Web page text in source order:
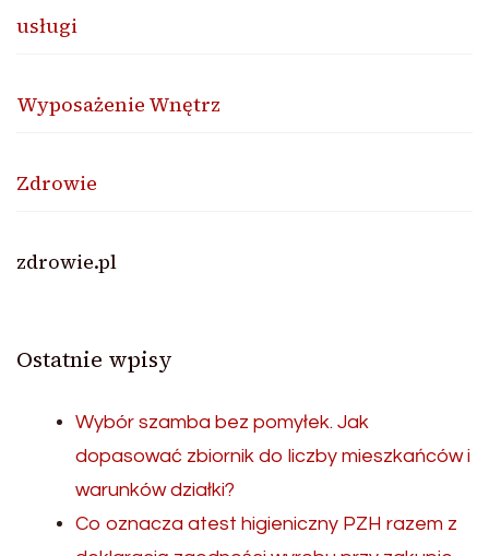
usługi
Wyposażenie Wnętrz
Zdrowie
zdrowie.pl
Ostatnie wpisy
Wybór szamba bez pomyłek. Jak
dopasować zbiornik do liczby mieszkańców i
warunków działki?
Co oznacza atest higieniczny PZH razem z